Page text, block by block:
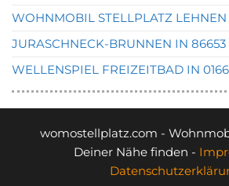
WOHNMOBIL STELLPLATZ
JURASCHNECK-BRUNNEN IN
WELLENSPIEL FREIZEITBAD IN
womostellplatz.com -
Deiner Nähe finden -